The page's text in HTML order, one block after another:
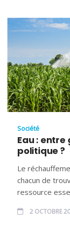
Société
Eau :
politique ?
Le
chacun de
ressource
2 OCTOBRE